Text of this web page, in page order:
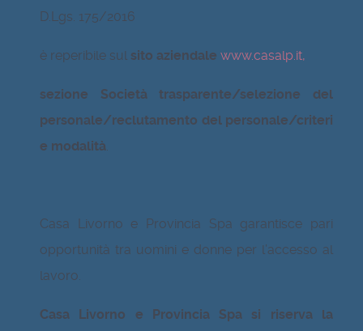
D.Lgs. 175/2016
è reperibile sul sito aziendale www.casalp.it,
sezione Società trasparente/selezione del
personale/reclutamento del personale/criteri
e modalità
Casa Livorno e Provincia Spa garantisce pari
opportunità tra uomini e donne per l’accesso al
lavoro.
Casa Livorno e Provincia Spa si riserva la